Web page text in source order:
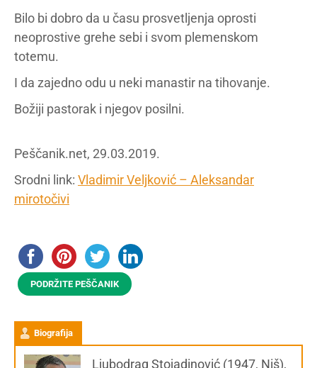
Bilo bi dobro da u času prosvetljenja oprosti
neoprostive grehe sebi i svom plemenskom
totemu.
I da zajedno odu u neki manastir na tihovanje.
Božiji pastorak i njegov posilni.
Peščanik.net, 29.03.2019.
Srodni link: Vladimir Veljković – Aleksandar
mirotočivi
PODRŽITE PEŠČANIK
Biografija
Ljubodrag Stojadinović (1947, Niš),